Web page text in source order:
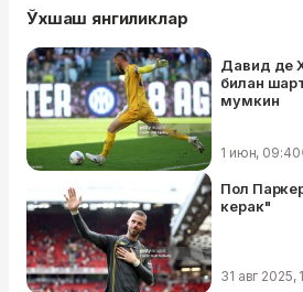
Ўхшаш янгиликлар
Давид де
билан
мумкин
1 июн, 09:40
Пол
керак"
31 авг 2025,